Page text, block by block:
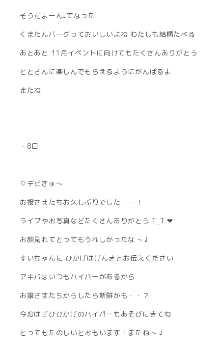
そうだよーん♩てなった
くまたんバーグっておいしいよね わたしも結構たべる
あとあと 11月イベントに向けてもたくさんありがとう
ととさんに楽しんでもらえるようにがんばるよ
またね
・8日
♡デビきゅ〜
お嬢さまたちお久しぶりでした ｰｰｰ ！
ライブやお写真などたくさんありがとう T_T ❤︎
お顔見れてとってもうれしかったな ~ ♩
すいちゃんに ひかげはげんきとお伝えください
アキバはいつもハイパーがあるから
お嬢さまたちからしたら新鮮かも・・？
今度はぜひひかげのハイパーもあそびにきてね
とってもたのしいとおもいます！またね ~ ♩